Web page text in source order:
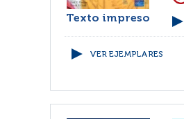
Texto impreso
VER EJEMPLARES